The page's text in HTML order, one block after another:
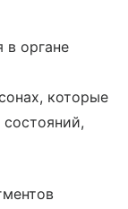
в органе
которые